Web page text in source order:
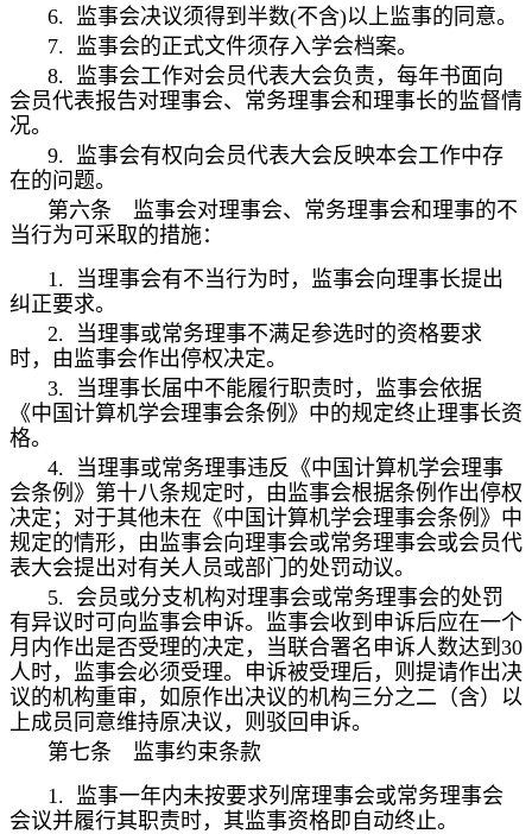
6.
监事会决议须得到半数(不含)以上监事的同意。
7.
监事会的正式文件须存入学会档案。
8.
监事会工作对会员代表大会负责，每年书面向
会员代表报告对理事会、常务理事会和理事长的监督情
况。
9.
监事会有权向会员代表大会反映本会工作中存
在的问题。
第六条 监事会对理事会、常务理事会和理事的不
当行为可采取的措施：
1.
当理事会有不当行为时，监事会向理事长提出
纠正要求。
2.
当理事或常务理事不满足参选时的资格要求
时，由监事会作出停权决定。
3.
当理事长届中不能履行职责时，监事会依据
《中国计算机学会理事会条例》中的规定终止理事长资
格。
4.
当理事或常务理事违反《中国计算机学会理事
会条例》第十八条规定时，由监事会根据条例作出停权
决定；对于其他未在《中国计算机学会理事会条例》中
规定的情形，由监事会向理事会或常务理事会或会员代
表大会提出对有关人员或部门的处罚动议。
5. 会员或分支机构对理事会或常务理事会的处罚
有异议时可向监事会申诉。监事会收到申诉后应在一个
月内作出是否受理的决定，当联合署名申诉人数达到 30
人时，监事会必须受理。申诉被受理后，则提请作出决
议的机构重审，如原作出决议的机构三分之二（含）以
上成员同意维持原决议，则驳回申诉。
第七条 监事约束条款
1.
监事一年内未按要求列席理事会或常务理事会
会议并履行其职责时，其监事资格即自动终止。